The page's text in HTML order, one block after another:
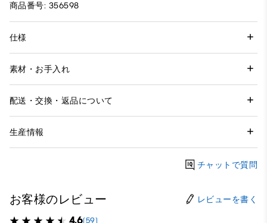
商品番号: 356598
仕様
素材・お手入れ
配送・交換・返品について
生産情報
チャットで質問
お客様のレビュー レビューを書く
4.6(59)